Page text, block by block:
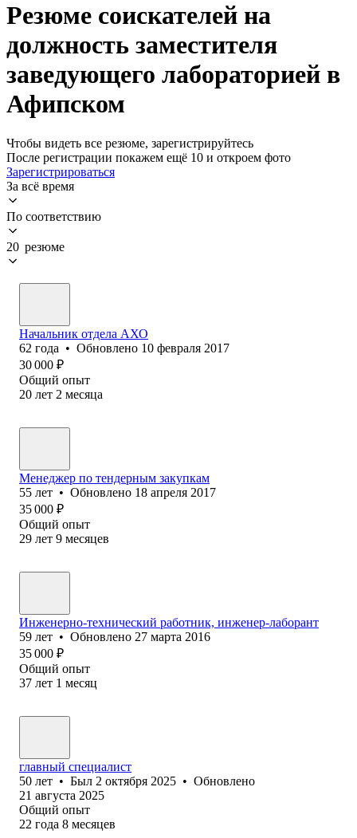
Резюме соискателей на
должность заместителя
заведующего лабораторией в
Афипском
Чтобы видеть все резюме, зарегистрируйтесь
После регистрации покажем ещё 10 и откроем фото
Зарегистрироваться
За всё время
По соответствию
20 резюме
Начальник отдела АХО
62 года • Обновлено 10 февраля 2017
30 000 ₽
Общий опыт
20 лет 2 месяца
Менеджер по тендерным закупкам
55 лет • Обновлено 18 апреля 2017
35 000 ₽
Общий опыт
29 лет 9 месяцев
Инженерно-технический работник, инженер-лаборант
59 лет • Обновлено 27 марта 2016
35 000 ₽
Общий опыт
37 лет 1 месяц
главный специалист
50 лет • Был 2 октября 2025 • Обновлено
21 августа 2025
Общий опыт
22 года 8 месяцев